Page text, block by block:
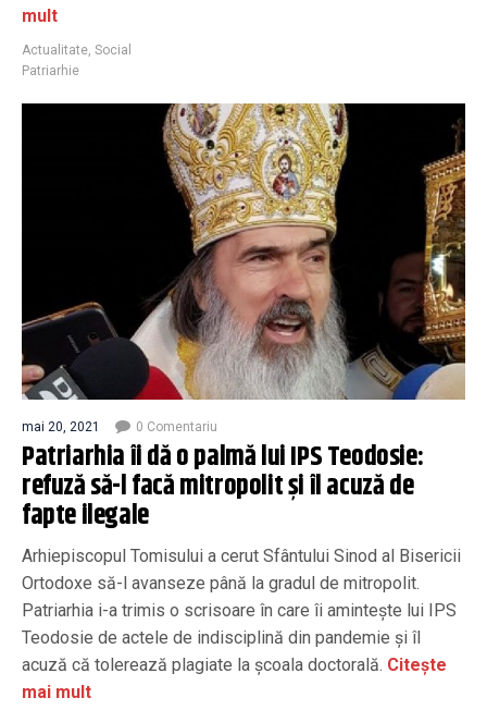
mult
Actualitate, Social
Patriarhie
mai 20, 2021 0 Comentariu
Patriarhia îi dă o palmă lui IPS Teodosie:
refuză să-l facă mitropolit și îl acuză de
fapte ilegale
Arhiepiscopul Tomisului a cerut Sfântului Sinod al Bisericii
Ortodoxe să-l avanseze până la gradul de mitropolit.
Patriarhia i-a trimis o scrisoare în care îi amintește lui IPS
Teodosie de actele de indisciplină din pandemie și îl
acuză că tolerează plagiate la școala doctorală. Citește
mai mult